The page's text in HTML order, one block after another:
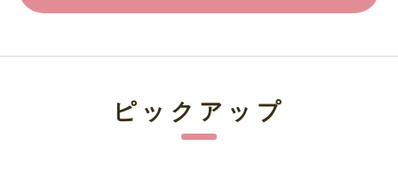
ピックアップ